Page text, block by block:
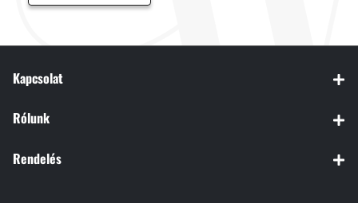
Kapcsolat
Rólunk
Rendelés